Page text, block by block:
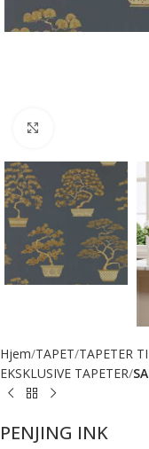
Hjem TAPET TAPETER
EKSKLUSIVE TAPETER
PENJING INK